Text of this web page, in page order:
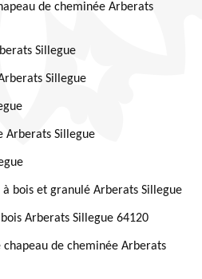
de cheminée Arberats
Sillegue
Sillegue
Arberats Sillegue
à bois et granulé Arberats Sillegue
Arberats Sillegue 64120
chapeau de cheminée Arberats